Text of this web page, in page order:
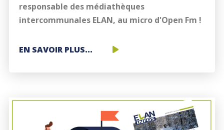
responsable des médiathèques
intercommunales ELAN, au micro d'Open Fm !
EN SAVOIR PLUS...
INTERVIEW